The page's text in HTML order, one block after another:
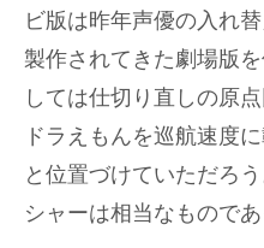
ビ版は昨年声優の入れ
製作されてきた劇場版
しては仕切り直しの原
ドラえもんを巡航速度
と位置づけていただろ
シャーは相当なものであ